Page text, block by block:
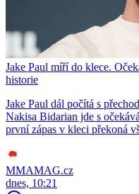
Jake Paul míří do klece.
historie
Jake Paul dál počítá s
Nakisa Bidarian jde s
první zápas v kleci překoná
MMAMAG.cz
dnes, 10:21